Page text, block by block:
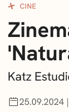
NOTICIAS
GETXO
CINE
Katz
25.09.2024